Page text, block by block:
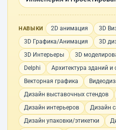
НАВЫКИ 2D анимация 3D
3D Графика/Анимация
3D
3D Интерьеры
3D
Delphi
Архитектура зданий и
Векторная графика
Дизайн выставочных стендов
Дизайн интерьеров
Дизайн
Дизайн упаковки/этикетки